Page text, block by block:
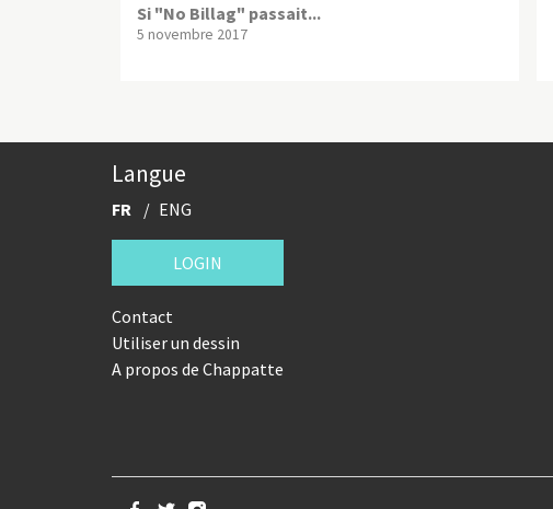
Si "No Billag" passait...
5 novembre 2017
Langue
FR ENG
LOGIN
Contact
Utiliser un dessin
A propos de Chappatte